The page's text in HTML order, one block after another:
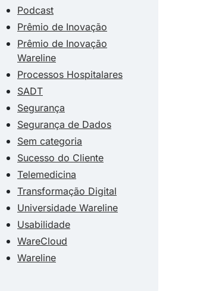
Podcast
Prêmio de Inovação
Prêmio de Inovação
Wareline
Processos Hospitalares
SADT
Segurança
Segurança de Dados
Sem categoria
Sucesso do Cliente
Telemedicina
Transformação Digital
Universidade Wareline
Usabilidade
WareCloud
Wareline